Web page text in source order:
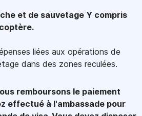
et de sauvetage Y compris
liées aux opérations de
dans des zones reculées.
remboursons le paiement
effectué à l'ambassade pour